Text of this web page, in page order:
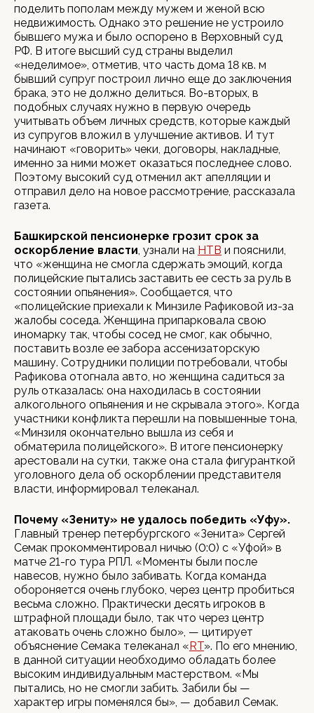
поделить пополам между мужем и женой всю
недвижимость. Однако это решение не устроило
бывшего мужа и было оспорено в Верховный суд
РФ. В итоге высший суд страны выделил
«неделимое», отметив, что часть дома 18 кв. м
бывший супруг построил лично еще до заключения
брака, это не должно делиться. Во-вторых, в
подобных случаях нужно в первую очередь
учитывать объем личных средств, которые каждый
из супругов вложил в улучшение активов. И тут
начинают «говорить» чеки, договоры, накладные,
именно за ними может оказаться последнее слово.
Поэтому высокий суд отменил акт апелляции и
отправил дело на новое рассмотрение, рассказала
газета.
Башкирской пенсионерке грозит срок за
оскорбление власти, узнали на НТВ и пояснили,
что «женщина не смогла сдержать эмоций, когда
полицейские пытались заставить ее сесть за руль в
состоянии опьянения». Сообщается, что
«полицейские приехали к Минзиле Рафиковой из-за
жалобы соседа. Женщина припарковала свою
иномарку так, чтобы сосед не смог, как обычно,
поставить возле ее забора ассенизаторскую
машину. Сотрудники полиции потребовали, чтобы
Рафикова отогнала авто, но женщина садиться за
руль отказалась: она находилась в состоянии
алкогольного опьянения и не скрывала этого». Когда
участники конфликта перешли на повышенные тона,
«Минзиля окончательно вышла из себя и
обматерила полицейского». В итоге пенсионерку
арестовали на сутки, также она стала фигуранткой
уголовного дела об оскорблении представителя
власти, информировал телеканал.
Почему «Зениту» не удалось победить «Уфу».
Главный тренер петербургского «Зенита» Сергей
Семак прокомментировал ничью (0:0) с «Уфой» в
матче 21-го тура РПЛ. «Моменты были после
навесов, нужно было забивать. Когда команда
обороняется очень глубоко, через центр пробиться
весьма сложно. Практически десять игроков в
штрафной площади было, так что через центр
атаковать очень сложно было», — цитирует
объяснение Семака телеканал «RT». По его мнению,
в данной ситуации необходимо обладать более
высоким индивидуальным мастерством. «Мы
пытались, но не смогли забить. Забили бы —
характер игры поменялся бы», — добавил Семак.